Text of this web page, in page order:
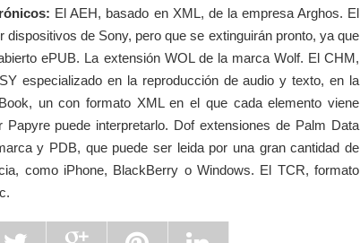
El AEH, basado en XML, de la empresa Arghos. El
de Sony, pero que se extinguirán pronto, ya que
ePUB. La extensión WOL de la marca Wolf. El CHM,
especializado en la reproducción de audio y texto, en la
un con formato XML en el que cada elemento viene
puede interpretarlo. Dof extensiones de Palm Data
y PDB, que puede ser leida por una gran cantidad de
como iPhone, BlackBerry o Windows. El TCR, formato